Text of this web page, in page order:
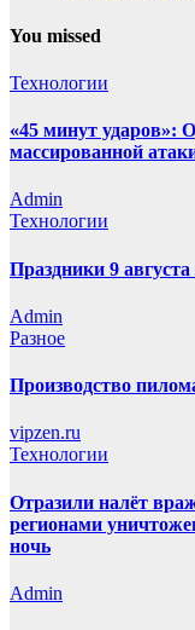
You missed
Технологии
«45 минут ударов»:
массированной
Admin
Технологии
Праздники 9 августа
Admin
Разное
Производство
vipzen.ru
Технологии
Отразили налёт
регионами
ночь
Admin